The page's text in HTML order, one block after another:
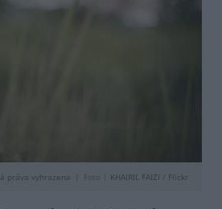
práva vyhrazena Foto | KHAIRIL FAIZI Flickr